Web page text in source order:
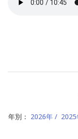
年別： 2026年 2025